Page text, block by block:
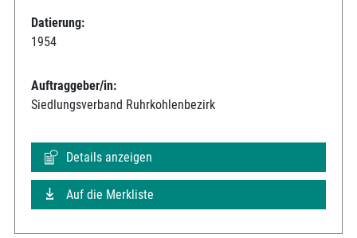
Datierung:
1954
Auftraggeber/in:
Siedlungsverband Ruhrkohlenbezirk
Details anzeigen
Auf die Merkliste